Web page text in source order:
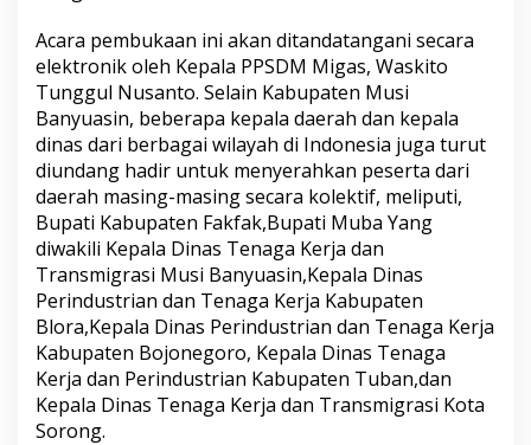
Acara pembukaan ini akan ditandatangani secara
elektronik oleh Kepala PPSDM Migas, Waskito
Tunggul Nusanto. Selain Kabupaten Musi
Banyuasin, beberapa kepala daerah dan kepala
dinas dari berbagai wilayah di Indonesia juga turut
diundang hadir untuk menyerahkan peserta dari
daerah masing-masing secara kolektif, meliputi,
Bupati Kabupaten Fakfak,Bupati Muba Yang
diwakili Kepala Dinas Tenaga Kerja dan
Transmigrasi Musi Banyuasin,Kepala Dinas
Perindustrian dan Tenaga Kerja Kabupaten
Blora,Kepala Dinas Perindustrian dan Tenaga Kerja
Kabupaten Bojonegoro, Kepala Dinas Tenaga
Kerja dan Perindustrian Kabupaten Tuban,dan
Kepala Dinas Tenaga Kerja dan Transmigrasi Kota
Sorong.